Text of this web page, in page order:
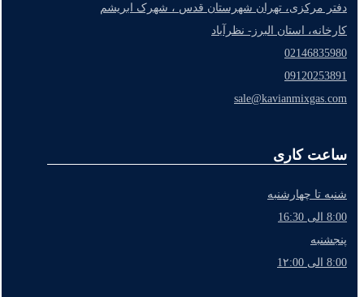
دفتر مرکزی، تهران شهرستان قدس ، شهرک ابریشم
کارخانه، استان البرز- نظرآباد
02146835980
09120253891
sale@kavianmixgas.com
ساعت کاری
شنبه تا چهارشنبه
8:00 الی 16:30
پنجشنبه
8:00 الی 1۲:00